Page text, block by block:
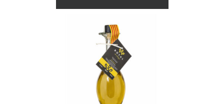
AÑADIR
AL
CARRITO
DETALLES